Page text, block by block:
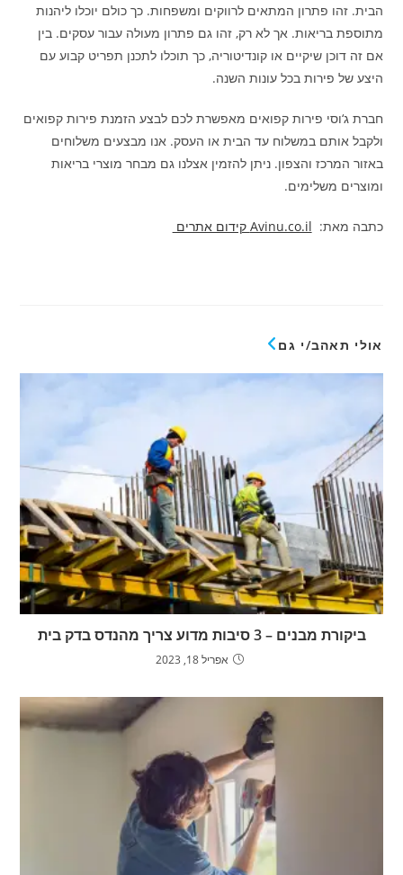
הבית. זהו פתרון המתאים לרווקים ומשפחות. כך כולם יוכלו ליהנות
מתוספת בריאות. אך לא רק, זהו גם פתרון מעולה עבור עסקים. בין
אם זה דוכן שיקיים או קונדיטוריה, כך תוכלו לתכנן תפריט קבוע עם
היצע של פירות בכל עונות השנה.
חברת ג‘וסי פירות קפואים מאפשרת לכם לבצע הזמנת פירות קפואים
ולקבל אותם במשלוח עד הבית או העסק. אנו מבצעים משלוחים
באזור המרכז והצפון. ניתן להזמין אצלנו גם מבחר מוצרי בריאות
ומוצרים משלימים.
כתבה מאת: Avinu.co.il קידום אתרים
אולי תאהב/י גם
ביקורת מבנים – 3 סיבות מדוע צריך מהנדס בדק בית
אפריל 18, 2023